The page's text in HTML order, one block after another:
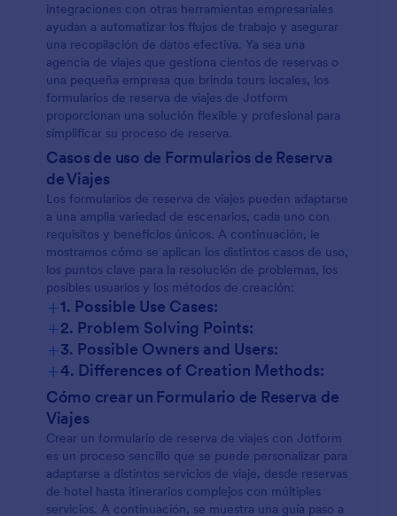
integraciones con otras herramientas empresariales
ayudan a automatizar los flujos de trabajo y asegurar
una recopilación de datos efectiva. Ya sea una
agencia de viajes que gestiona cientos de reservas o
una pequeña empresa que brinda tours locales, los
formularios de reserva de viajes de Jotform
proporcionan una solución flexible y profesional para
simplificar su proceso de reserva.
Casos de uso de Formularios de Reserva
de Viajes
Los formularios de reserva de viajes pueden adaptarse
a una amplia variedad de escenarios, cada uno con
requisitos y beneficios únicos. A continuación, le
mostramos cómo se aplican los distintos casos de uso,
los puntos clave para la resolución de problemas, los
posibles usuarios y los métodos de creación:
+1. Possible Use Cases:
+2. Problem Solving Points:
+3. Possible Owners and Users:
+4. Differences of Creation Methods:
Formularios de reserva de vuelos:
Formularios de reserva de hotel:
Cómo crear un Formulario de Reserva de
Viajes
Crear un formulario de reserva de viajes con Jotform
es un proceso sencillo que se puede personalizar para
adaptarse a distintos servicios de viaje, desde reservas
de hotel hasta itinerarios complejos con múltiples
servicios. A continuación, se muestra una guía paso a